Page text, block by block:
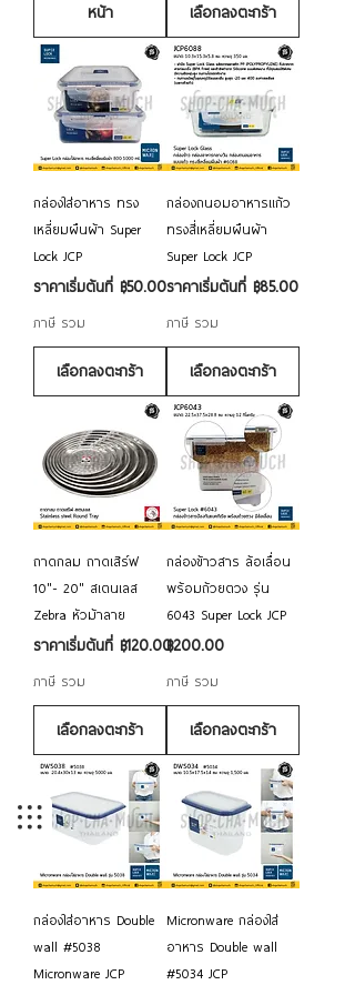
หน้า
เลือกลงตะกร้า
กล่องใส่อาหาร ทรง
เหลี่ยมผืนผ้า Super
Lock JCP
ราคาเริ่มต้นที่ ฿50.00
ราคาขายลด
ภาษี รวม
เลือกลงตะกร้า
กล่องถนอมอาหารแก้ว
ทรงสี่เหลี่ยมผืนผ้า
Super Lock JCP
ราคาเริ่มต้นที่ ฿85.00
ราคาขายลด
ภาษี รวม
เลือกลงตะกร้า
ถาดกลม ถาดเสิร์ฟ
10"- 20" สเตนเลส
Zebra หัวม้าลาย
ราคาเริ่มต้นที่ ฿120.00
ราคาขายลด
ภาษี รวม
เลือกลงตะกร้า
กล่องข้าวสาร ล้อเลื่อน
พร้อมถ้วยตวง รุ่น
6043 Super Lock JCP
ราคา
฿200.00
ภาษี รวม
เลือกลงตะกร้า
กล่องใส่อาหาร Double
wall #5038
Micronware JCP
Micronware กล่องใส่
อาหาร Double wall
#5034 JCP